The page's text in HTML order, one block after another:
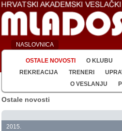
NASLOVNICA
OSTALE NOVOSTI O KLUBU
REKREACIJA
TRENERI
O VESLANJU
Ostale novosti
2015.